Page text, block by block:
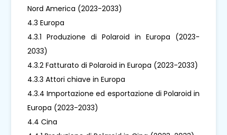
Nord America (2023-2033)
4.3 Europa
4.3.1 Produzione di Polaroid in Europa (2023-
2033)
4.3.2 Fatturato di Polaroid in Europa (2023-2033)
4.3.3 Attori chiave in Europa
4.3.4 Importazione ed esportazione di Polaroid in
Europa (2023-2033)
4.4 Cina